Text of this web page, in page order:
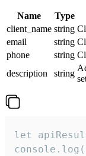
Name Type
client_name string
email
string
phone
string
description
string
let